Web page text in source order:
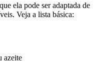
ela pode ser adaptada de
Veja a lista básica:
azeite